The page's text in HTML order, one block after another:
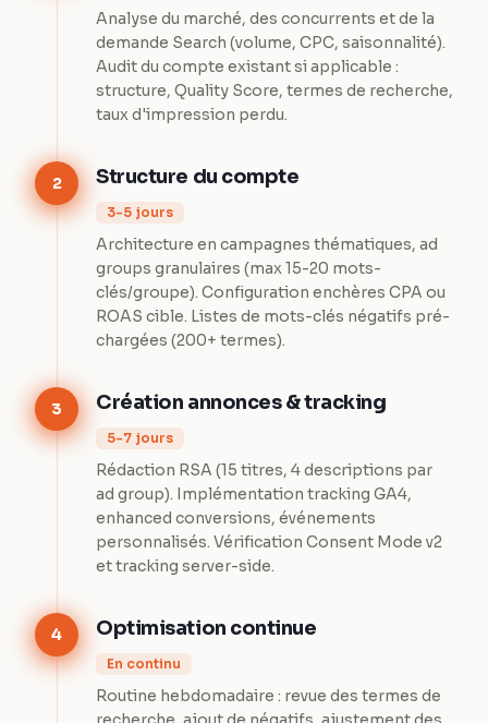
Analyse du marché, des concurrents et de la
demande Search (volume, CPC, saisonnalité).
Audit du compte existant si applicable :
structure, Quality Score, termes de recherche,
taux d'impression perdu.
2 Structure du compte
3-5 jours
Architecture en campagnes thématiques, ad
groups granulaires (max 15-20 mots-
clés/groupe). Configuration enchères CPA ou
ROAS cible. Listes de mots-clés négatifs pré-
chargées (200+ termes).
3 Création annonces & tracking
5-7 jours
Rédaction RSA (15 titres, 4 descriptions par
ad group). Implémentation tracking GA4,
enhanced conversions, événements
personnalisés. Vérification Consent Mode v2
et tracking server-side.
4 Optimisation continue
En continu
Routine hebdomadaire : revue des termes de